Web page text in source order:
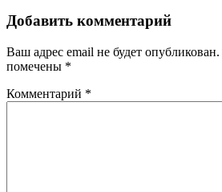
Добавить комментарий
Ваш адрес email не будет опубликован.
помечены *
Комментарий *